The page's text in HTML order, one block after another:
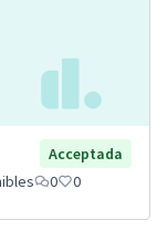
Acceptada
0 0